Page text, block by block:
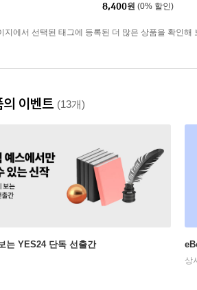
8,400원 (0% 할인)
지에서 선택된 태그에 등록된 더 많은 상품을 확인해
의 이벤트 (13개)
는 YES24 단독 선출간
상